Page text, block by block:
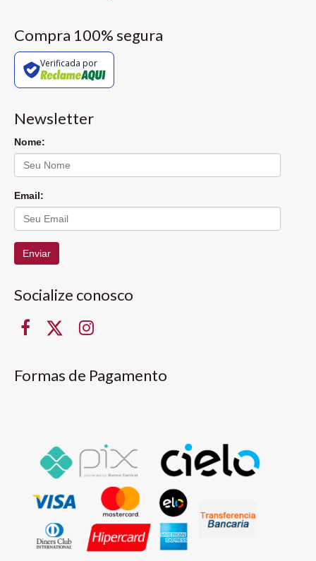
Compra 100% segura
Verificada por
Newsletter
Nome:
Email:
Enviar
Socialize conosco
Formas de Pagamento